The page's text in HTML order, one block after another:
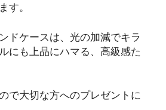
す。
ドケースは、光の加減でキラ
にも上品にハマる、高級感た
で大切な方へのプレゼントに